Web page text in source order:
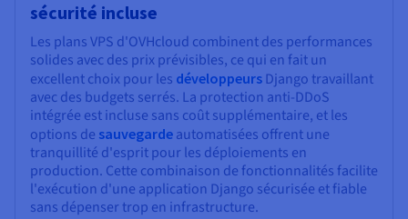
sécurité incluse
Les plans VPS d'OVHcloud combinent des performances
solides avec des prix prévisibles, ce qui en fait un
excellent choix pour les développeurs Django travaillant
avec des budgets serrés. La protection anti-DDoS
intégrée est incluse sans coût supplémentaire, et les
options de sauvegarde automatisées offrent une
tranquillité d'esprit pour les déploiements en
production. Cette combinaison de fonctionnalités facilite
l'exécution d'une application Django sécurisée et fiable
sans dépenser trop en infrastructure.